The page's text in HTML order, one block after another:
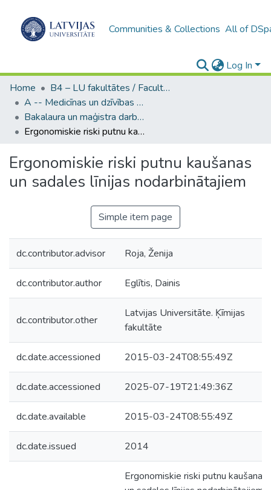
Communities & Collections All of
Log In
Home
B4 – LU fakultātes / Faculties of the UL
A -- Medicīnas un dzīvības zinātņu fakultāte / Faculty of Medicine and Life Sciences
Bakalaura un maģistra darbi (MDZF) / Bachelor's and Master's theses
Ergonomiskie riski putnu kaušanas un sadales līnijas nodarbinātajiem
Ergonomiskie riski putnu kaušanas
un sadales līnijas nodarbinātajiem
Simple item page
dc.contributor.advisor Roja, Ženija
dc.contributor.author Eglītis, Dainis
dc.contributor.other
Latvijas Universitāte. Ķīmijas
fakultāte
dc.date.accessioned 2015-03-24T08:55:49Z
dc.date.accessioned 2025-07-19T21:49:36Z
dc.date.available 2015-03-24T08:55:49Z
dc.date.issued 2014
Ergonomiskie riski putnu kaušanas